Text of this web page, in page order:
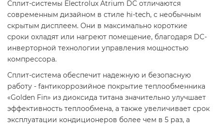
Сплит-системы Electrolux Atrium DC отличаются
современным дизайном в стиле hi-tech, с необычным
скрытым дисплеем. Они в максимально короткие
сроки охладят или нагреют помещение, благодаря DC-
инверторной технологии управления мощностью
компрессора.
Сплит-система обеспечит надежную и безопасную
работу - fантикоррозийное покрытие теплообменника
«Golden Fin» из диоксида титана значительно улучшает
эффективность теплообмена, а также увеличивает срок
эксплуатации кондиционеров более чем в 5 раз, а